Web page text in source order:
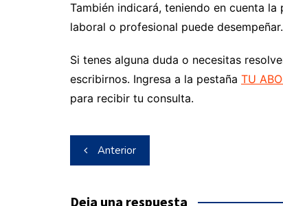
También indicará, teniendo en cuenta
laboral o profesional puede desempeñar.
Si tenes alguna duda o necesitas
escribirnos. Ingresa a la pestaña TU
para recibir tu consulta.
Navegación
de
entradas
Anterior
Deja una respuesta